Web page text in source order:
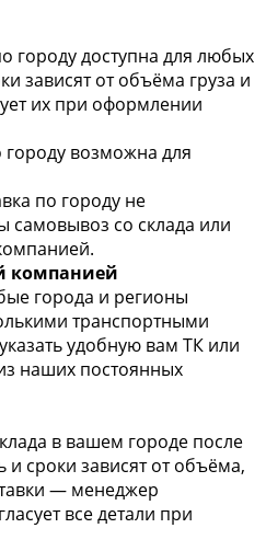
городу доступна для любых
зависят от объёма груза и
их при оформлении
возможна для
по городу не
самовывоз со склада или
компанией
города и регионы
транспортными
удобную вам ТК или
наших постоянных
в вашем городе после
и сроки зависят от объёма,
— менеджер
все детали при